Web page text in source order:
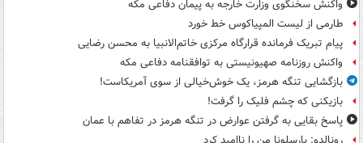
واکنش سخنگوی وزارت خارجه به پیمان دفاعی مکه
طارمی از لیست المپیاکوس خط خورد
پیام تبریک فرمانده قرارگاه مرکزی خاتم‌الانبیا به محسن رضایی
واکنش روزنامه صهیونیستی به توافقنامه دفاعی مکه
بازگشایی تنگه هرمز، یک خوش‌خیالی از سوی آمریکاست!
بازیکنی که چشم فلیک را گرفت!
پاسخ بقایی به گرفتن عوارض در تنگه هرمز در تفاهم با عمان
رونالدو: بارسلونا من را ناامید کرد